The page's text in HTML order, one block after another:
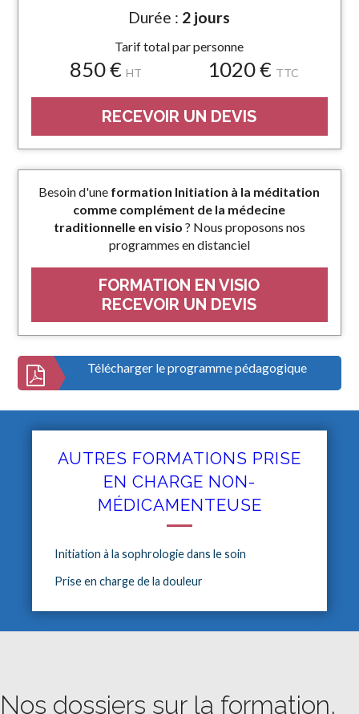
Durée : 2 jours
Tarif total par personne
850 € HT 1020 € TTC
RECEVOIR UN DEVIS
Besoin d'une formation Initiation à la méditation
comme complément de la médecine
traditionnelle en visio ? Nous proposons nos
programmes en distanciel
FORMATION EN VISIO
RECEVOIR UN DEVIS
Télécharger le programme pédagogique
AUTRES FORMATIONS PRISE
EN CHARGE NON-
MÉDICAMENTEUSE
Initiation à la sophrologie dans le soin
Prise en charge de la douleur
Nos dossiers sur la formation,